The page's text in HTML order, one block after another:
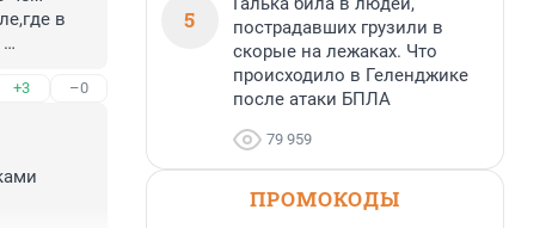
в
+3 –0
5
пострадавших грузили в
скорые на лежаках. Что
происходило в Геленджике
после атаки БПЛА
79 959
ПРОМОКОДЫ